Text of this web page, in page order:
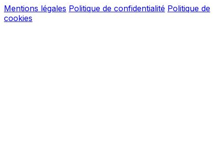
Mentions légales Politique de confidentialité Politique de
cookies